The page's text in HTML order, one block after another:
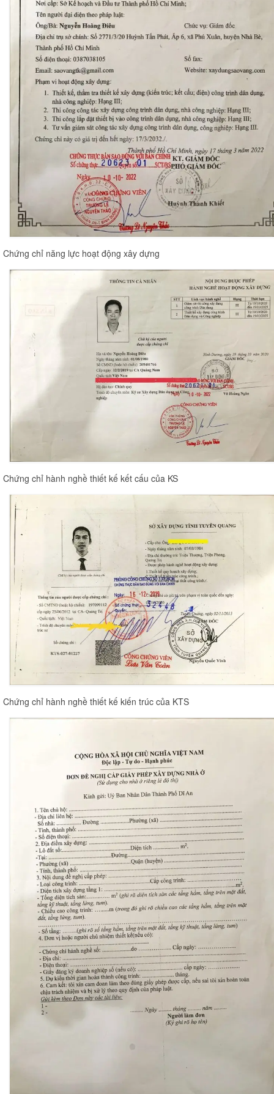
Chứng chỉ năng lực hoạt động xây dựng
Chứng chỉ hành nghề thiết kế kết cấu của KS
Chứng chỉ hành nghề thiết kế kiến trúc của KTS